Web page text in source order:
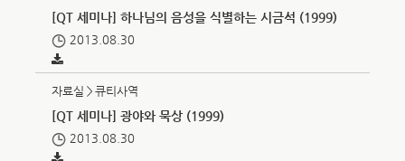
[QT 세미나] 하나님의 음성을 식별하는 시금석 (1999)
2013.08.30
자료실＞큐티사역
[QT 세미나] 광야와 묵상 (1999)
2013.08.30